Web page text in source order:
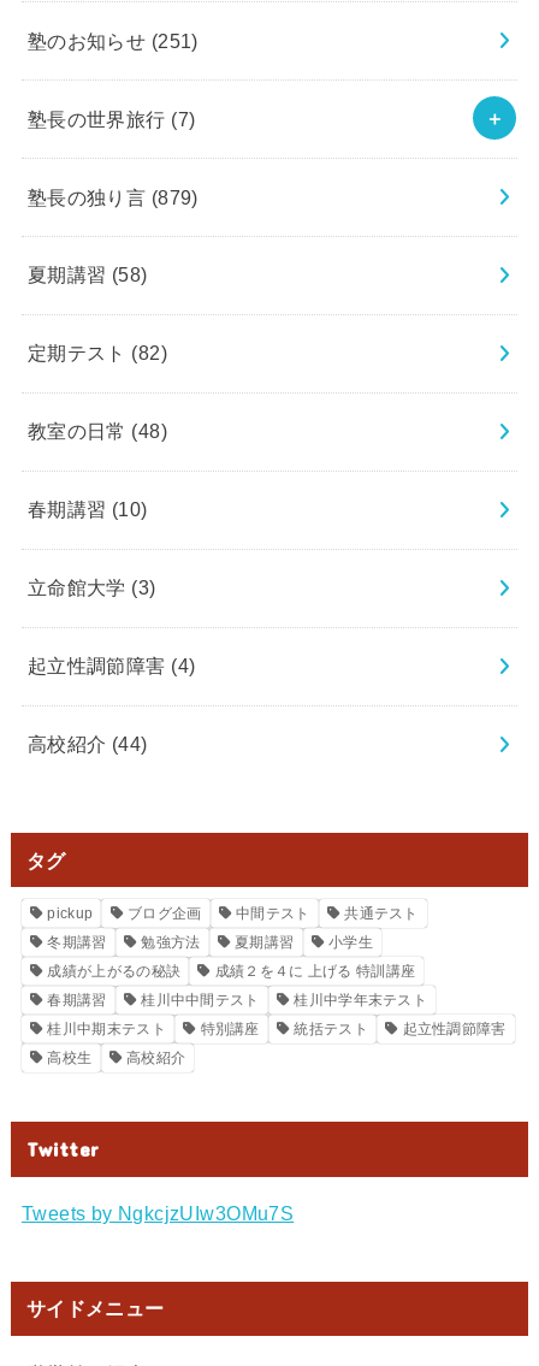
塾のお知らせ (251)
塾長の世界旅行 (7)
塾長の独り言 (879)
夏期講習 (58)
定期テスト (82)
教室の日常 (48)
春期講習 (10)
立命館大学 (3)
起立性調節障害 (4)
高校紹介 (44)
タグ
pickup ブログ企画 中間テスト
共通テスト
冬期講習
勉強方法 夏期講習
小学生
成績が上がるの秘訣
成績２を４に 上げる 特訓講座
春期講習
桂川中中間テスト
桂川中学年末テスト
桂川中期末テスト
特別講座 統括テスト
起立性調節障害
高校生
高校紹介
Twitter
Tweets by NgkcjzUIw3OMu7S
サイドメニュー